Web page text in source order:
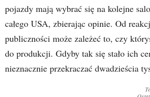
pojazdy mają wybrać się na kolejne
całego USA, zbierając opinie. Od
publiczności może zależeć to, czy
do produkcji. Gdyby tak się stało ich
nieznacznie przekraczać dwadzieścia